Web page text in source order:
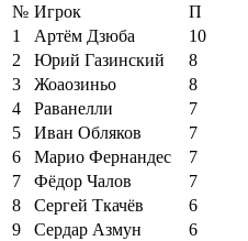
№ Игрок
П
1
Артём Дзюба
10
2
Юрий Газинский
8
3
Жоаозиньо
8
4
Раванелли
7
5
Иван Обляков
7
6
Марио Фернандес
7
7
Фёдор Чалов
7
8
Сергей Ткачёв
6
9
Сердар Азмун
6